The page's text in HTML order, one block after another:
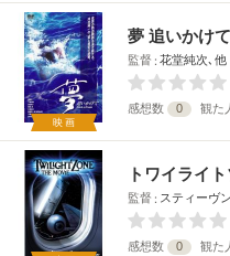
映画
夢 追いかけて
監督 花堂純次､他
感想数 0 観た
トワイライ
監督 スティーヴ
感想数 0 観た